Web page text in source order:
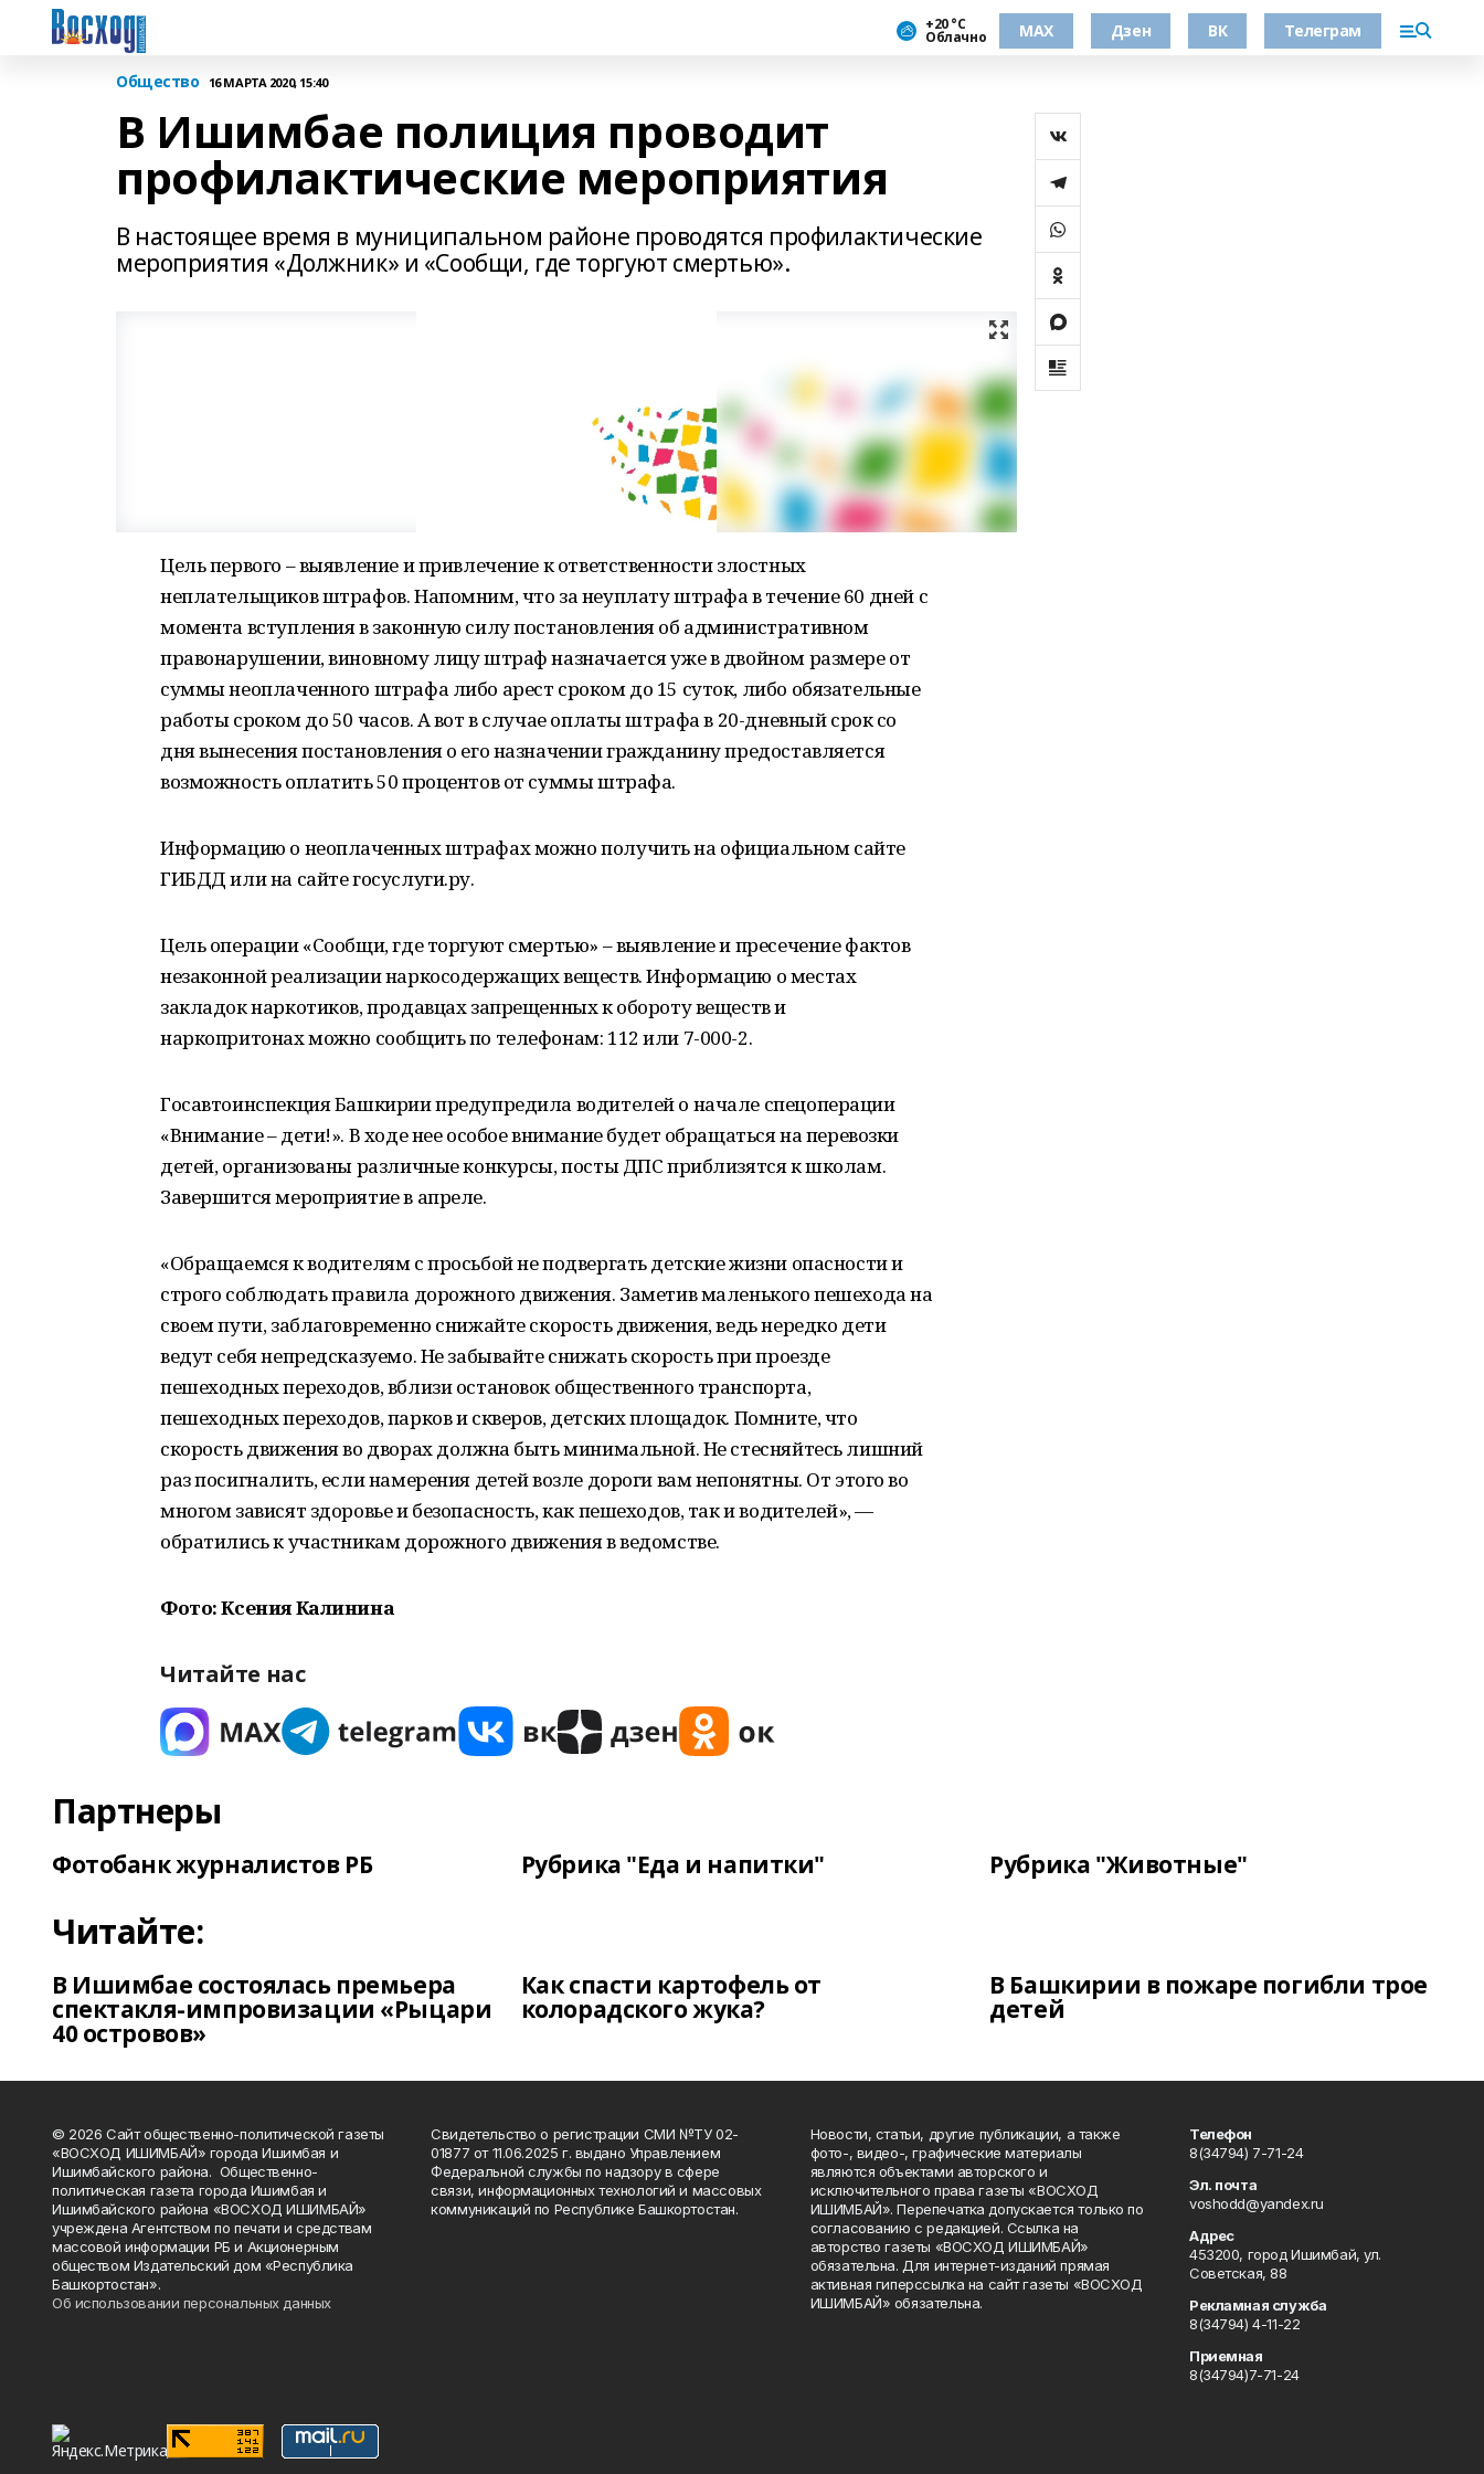
+20 °С
Облачно МАХ Дзен ВК Телеграм
Общество 16 МАРТА 2020, 15:40
В Ишимбае полиция проводит
профилактические мероприятия
В настоящее время в муниципальном районе проводятся профилактические
мероприятия «Должник» и «Сообщи, где торгуют смертью».
Цель первого – выявление и привлечение к ответственности злостных
неплательщиков штрафов. Напомним, что за неуплату штрафа в течение 60 дней с
момента вступления в законную силу постановления об административном
правонарушении, виновному лицу штраф назначается уже в двойном размере от
суммы неоплаченного штрафа либо арест сроком до 15 суток, либо обязательные
работы сроком до 50 часов. А вот в случае оплаты штрафа в 20-дневный срок со
дня вынесения постановления о его назначении гражданину предоставляется
возможность оплатить 50 процентов от суммы штрафа.
Информацию о неоплаченных штрафах можно получить на официальном сайте
ГИБДД или на сайте госуслуги.ру.
Цель операции «Сообщи, где торгуют смертью» – выявление и пресечение фактов
незаконной реализации наркосодержащих веществ. Информацию о местах
закладок наркотиков, продавцах запрещенных к обороту веществ и
наркопритонах можно сообщить по телефонам: 112 или 7-000-2.
Госавтоинспекция Башкирии предупредила водителей о начале спецоперации
«Внимание – дети!». В ходе нее особое внимание будет обращаться на перевозки
детей, организованы различные конкурсы, посты ДПС приблизятся к школам.
Завершится мероприятие в апреле.
«Обращаемся к водителям с просьбой не подвергать детские жизни опасности и
строго соблюдать правила дорожного движения. Заметив маленького пешехода на
своем пути, заблаговременно снижайте скорость движения, ведь нередко дети
ведут себя непредсказуемо. Не забывайте снижать скорость при проезде
пешеходных переходов, вблизи остановок общественного транспорта,
пешеходных переходов, парков и скверов, детских площадок. Помните, что
скорость движения во дворах должна быть минимальной. Не стесняйтесь лишний
раз посигналить, если намерения детей возле дороги вам непонятны. От этого во
многом зависят здоровье и безопасность, как пешеходов, так и водителей», —
обратились к участникам дорожного движения в ведомстве.
Фото: Ксения Калинина
Читайте нас
Партнеры
Фотобанк журналистов РБ Рубрика "Еда и напитки" Рубрика "Животные"
Читайте:
В Ишимбае состоялась премьера
спектакля-импровизации «Рыцари
40 островов»
Как спасти картофель от
колорадского жука?
В Башкирии в пожаре погибли трое
детей
© 2026 Сайт общественно-политической газеты
«ВОСХОД ИШИМБАЙ» города Ишимбая и
Ишимбайского района. Общественно-
политическая газета города Ишимбая и
Ишимбайского района «ВОСХОД ИШИМБАЙ»
учреждена Агентством по печати и средствам
массовой информации РБ и Акционерным
обществом Издательский дом «Республика
Башкортостан».
Об использовании персональных данных
Свидетельство о регистрации СМИ №ТУ 02-
01877 от 11.06.2025 г. выдано Управлением
Федеральной службы по надзору в сфере
связи, информационных технологий и массовых
коммуникаций по Республике Башкортостан.
Новости, статьи, другие публикации, а также
фото-, видео-, графические материалы
являются объектами авторского и
исключительного права газеты «ВОСХОД
ИШИМБАЙ». Перепечатка допускается только по
согласованию с редакцией. Ссылка на
авторство газеты «ВОСХОД ИШИМБАЙ»
обязательна. Для интернет-изданий прямая
активная гиперссылка на сайт газеты «ВОСХОД
ИШИМБАЙ» обязательна.
Телефон
8(34794) 7-71-24
Эл. почта
voshodd@yandex.ru
Адрес
453200, город Ишимбай, ул.
Советская, 88
Рекламная служба
8(34794) 4-11-22
Приемная
8(34794)7-71-24